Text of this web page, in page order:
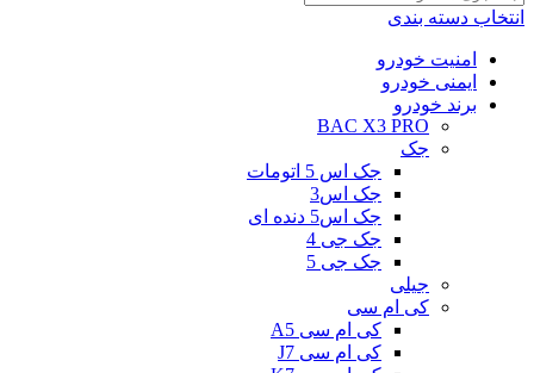
انتخاب دسته بندی
امنیت خودرو
ایمنی خودرو
برند خودرو
BAC X3 PRO
جک
جک اس 5 اتومات
جک اس3
جک اس5 دنده ای
جک جی 4
جک جی 5
جیلی
کی ام سی
کی ام سی A5
کی ام سی J7